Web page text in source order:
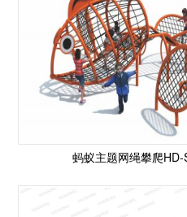
蚂蚁主题网绳攀爬HD-